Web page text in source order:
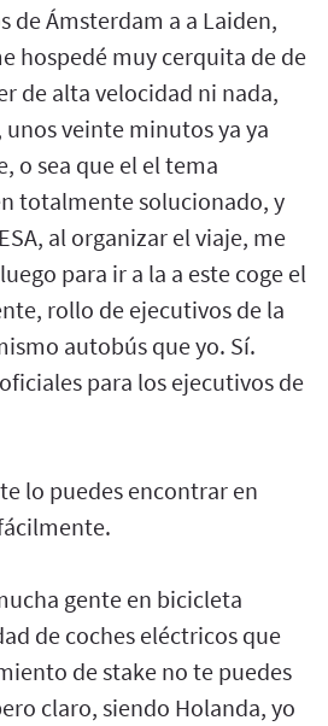
de Ámsterdam a a Laiden,
hospedé muy cerquita de de
de alta velocidad ni nada,
veinte minutos ya ya
o sea que el el tema
totalmente solucionado, y
al organizar el viaje, me
para ir a la a este coge el
rollo de ejecutivos de la
autobús que yo. Sí.
para los ejecutivos de
lo puedes encontrar en
gente en bicicleta
de coches eléctricos que
de stake no te puedes
claro, siendo Holanda, yo